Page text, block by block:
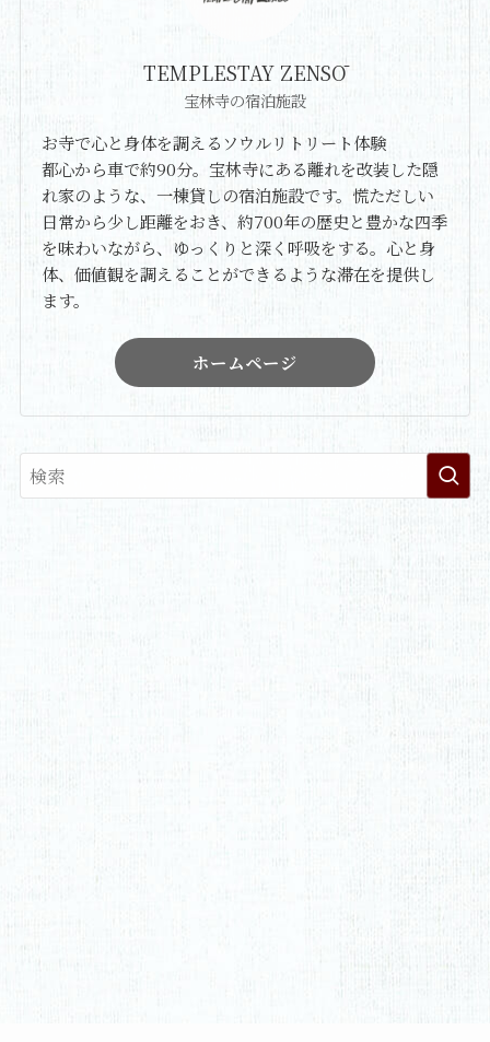
TEMPLESTAY ZENSŌ
宝林寺の宿泊施設
お寺で心と身体を調えるソウルリトリート体験
都心から車で約90分。宝林寺にある離れを改装した隠
れ家のような、一棟貸しの宿泊施設です。慌ただしい
日常から少し距離をおき、約700年の歴史と豊かな四季
を味わいながら、ゆっくりと深く呼吸をする。心と身
体、価値観を調えることができるような滞在を提供し
ます。
ホームページ